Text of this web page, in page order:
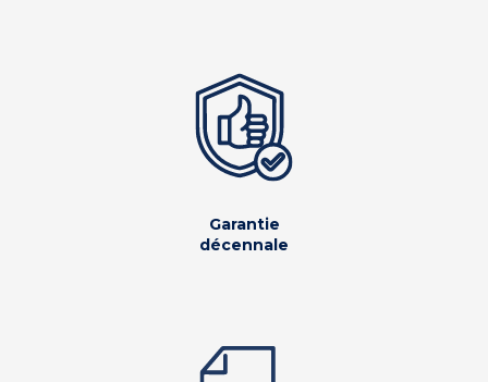
Garantie
décennale